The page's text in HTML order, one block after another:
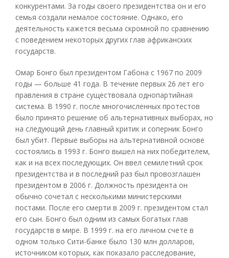
конкурентами. За годы своего президентства он и его
семья создали немалое состояние. Однако, его
деятельность кажется весьма скромной по сравнению
с поведением некоторых других глав африканских
государств.
Омар Бонго был президентом Габона с 1967 по 2009
годы — больше 41 года. В течение первых 26 лет его
правления в стране существовала однопартийная
система. В 1990 г. после многочисленных протестов
было принято решение об альтернативных выборах, но
на следующий день главный критик и соперник Бонго
был убит. Первые выборы на альтернативной основе
состоялись в 1993 г. Бонго вышел на них победителем,
как и на всех последующих. Он ввел семилетний срок
президентства и в последний раз был провозглашен
президентом в 2006 г. Должность президента он
обычно сочетал с несколькими министерскими
постами. После его смерти в 2009 г. президентом стал
его сын. Бонго был одним из самых богатых глав
государств в мире. В 1999 г. на его личном счете в
одном только Сити-банке было 130 млн долларов,
источником которых, как показало расследование,